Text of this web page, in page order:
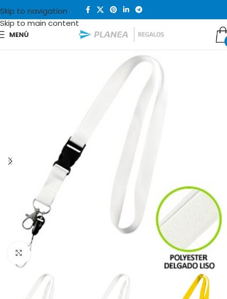
Skip to navigation
Skip to main content
MENÚ
Clic para ampliar